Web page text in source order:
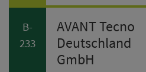
B-
233
AVANT Tecno
Deutschland
GmbH